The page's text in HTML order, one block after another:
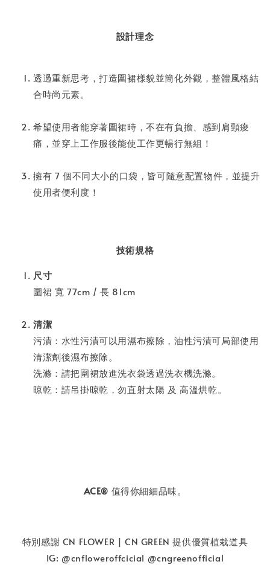
設計理念
透過重新思考，打造圍裙樣貌並簡化外觀，整體風格結
合時尚元素。
希望使用者能穿著圍裙時，不在有負擔、感到肩頸痠
痛，並穿上工作服後能使工作更暢行無組！
擁有 7 個不同大小的口袋，皆可隨意配置物件，並提升
使用者便利度！
技術規格
尺寸
圍裙 寬 77cm / 長 81cm
清潔
污漬：水性污漬可以用濕布擦除，油性污漬可局部使用
清潔劑後濕布擦除。
洗滌：請把圍裙放進洗衣袋透過洗衣機洗滌。
晾乾：請吊掛晾乾，勿直射太陽 及 高溫烘乾。
ACE® 值得你細細品味。
特別感謝 CN FLOWER | CN GREEN 提供優質植栽道具
IG: @cnfloweroffcicial @cngreenofficial